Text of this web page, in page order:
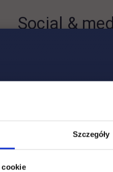
Szczegóły
Social &